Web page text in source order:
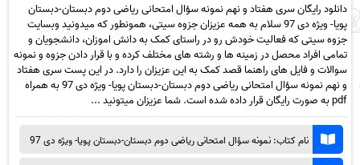
دانلود رایگان سری هفتاد و نهم نمونه سؤال امتحانی ریاضی دوم دبستان-دبستان
پویا- ویژه دی 97 سلام به همه عزیزان جزوه سیتی، همونطور که میدونید وبسایت
جزوه سیتی که فعالیت خودش رو در راستای کمک به دانش اموزان، دانشجویان و
تمامی افراد محصل در زمینه ها و رشته های مختلف کرده و با قرار دادن جزوه و نمونه
سوالات و فایل های راهنما قصد کمک به این عزیزان را دارد. در این پست سری هفتاد
و نهم نمونه سؤال امتحانی ریاضی دوم دبستان-دبستان پویا- ویژه دی 97 به همراه
pdf به صورت رایگان قرار داده شده است. شما عزیزان میتونید ...
نام کتاب: نمونه سؤال امتحانی ریاضی دوم دبستان-دبستان پویا- ویژه دی 97